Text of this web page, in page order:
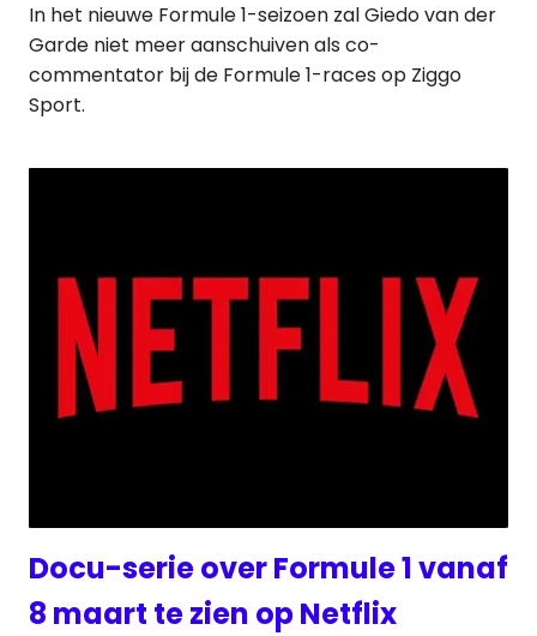
In het nieuwe Formule 1-seizoen zal Giedo van der
Garde niet meer aanschuiven als co-
commentator bij de Formule 1-races op Ziggo
Sport.
Docu-serie over Formule 1 vanaf
8 maart te zien op Netflix